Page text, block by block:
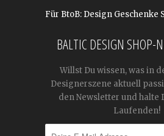
Für BtoB: Design Geschenke
BALTIC DESIGN SHOP-
Willst Du wissen, was in
Designerszene aktuell
den Newsletter und halte
Laufenden!